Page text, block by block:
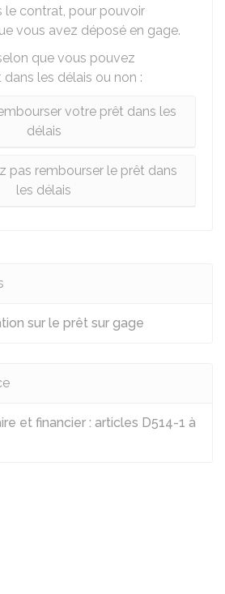
le contrat, pour pouvoir
vous avez déposé en gage.
que vous pouvez
les délais ou non :
votre prêt dans les
délais
pas rembourser le prêt dans
les délais
sur le prêt sur gage
et financier : articles D514-1 à